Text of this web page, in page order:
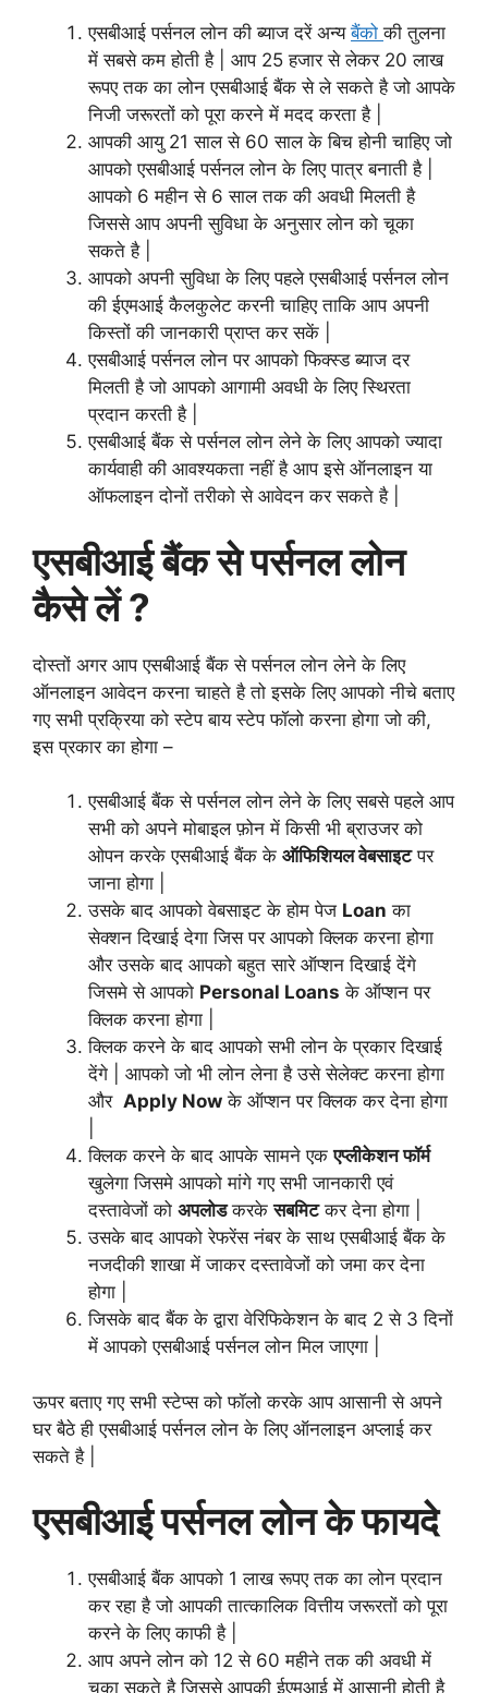
एसबीआई पर्सनल लोन की ब्याज दरें अन्यबैंकोकी तुलना
में सबसे कम होती है | आप 25 हजार से लेकर 20 लाख
रूपए तक का लोन एसबीआई बैंक से ले सकते है जो आपके
निजी जरूरतों को पूरा करने में मदद करता है |
आपकी आयु 21 साल से 60 साल के बिच होनी चाहिए जो
आपको एसबीआई पर्सनल लोन के लिए पात्र बनाती है |
आपको 6 महीन से 6 साल तक की अवधी मिलती है
जिससे आप अपनी सुविधा के अनुसार लोन को चूका
सकते है |
आपको अपनी सुविधा के लिए पहले एसबीआई पर्सनल लोन
की ईएमआई कैलकुलेट करनी चाहिए ताकि आप अपनी
किस्तों की जानकारी प्राप्त कर सकें |
एसबीआई पर्सनल लोन पर आपको फिक्स्ड ब्याज दर
मिलती है जो आपको आगामी अवधी के लिए स्थिरता
प्रदान करती है |
एसबीआई बैंक से पर्सनल लोन लेने के लिए आपको ज्यादा
कार्यवाही की आवश्यकता नहीं है आप इसे ऑनलाइन या
ऑफलाइन दोनों तरीको से आवेदन कर सकते है |
एसबीआई बैंक से पर्सनल लोन
कैसे लें ?
दोस्तों अगर आप एसबीआई बैंक से पर्सनल लोन लेने के लिए
ऑनलाइन आवेदन करना चाहते है तो इसके लिए आपको नीचे बताए
गए सभी प्रक्रिया को स्टेप बाय स्टेप फॉलो करना होगा जो की,
इस प्रकार का होगा –
एसबीआई बैंक से पर्सनल लोनलेने के लिए सबसे पहले आप
सभी को अपने मोबाइल फ़ोन में किसी भी ब्राउजर को
ओपन करके एसबीआई बैंक के ऑफिशियल वेबसाइटपर
जाना होगा |
उसके बाद आपको वेबसाइट के होम पेज Loan का
सेक्शन दिखाई देगा जिस पर आपको क्लिक करना होगा
और उसके बाद आपको बहुत सारे ऑप्शन दिखाई देंगे
जिसमे से आपको Personal Loans के ऑप्शन पर
क्लिक करना होगा |
क्लिक करने के बाद आपको सभी लोन के प्रकार दिखाई
देंगे | आपको जो भी लोन लेना है उसे सेलेक्ट करना होगा
और Apply Now के ऑप्शन पर क्लिक कर देना होगा
क्लिक करने के बाद आपके सामने एकएप्लीकेशन फॉर्म
खुलेगा जिसमे आपको मांगे गए सभी जानकारी एवं
दस्तावेजों को अपलोडकरकेसबमिटकर देना होगा |
उसके बाद आपको रेफरेंस नंबर के साथ एसबीआई बैंक के
नजदीकी शाखा में जाकर दस्तावेजों को जमा कर देना
होगा |
जिसके बाद बैंक के द्वारा वेरिफिकेशन के बाद 2 से 3 दिनों
में आपको एसबीआई पर्सनल लोन मिल जाएगा |
ऊपर बताए गए सभी स्टेप्स को फॉलो करके आप आसानी से अपने
घर बैठे ही एसबीआई पर्सनल लोन के लिए ऑनलाइन अप्लाई कर
सकते है |
एसबीआई पर्सनल लोन के फायदे
एसबीआई बैंक आपको 1 लाख रूपए तक का लोन प्रदान
कर रहा है जो आपकी तात्कालिक वित्तीय जरूरतों को पूरा
करने के लिए काफी है |
आप अपने लोन को 12 से 60 महीने तक की अवधी में
चूका सकते है जिससे आपकी ईएमआई में आसानी होती है